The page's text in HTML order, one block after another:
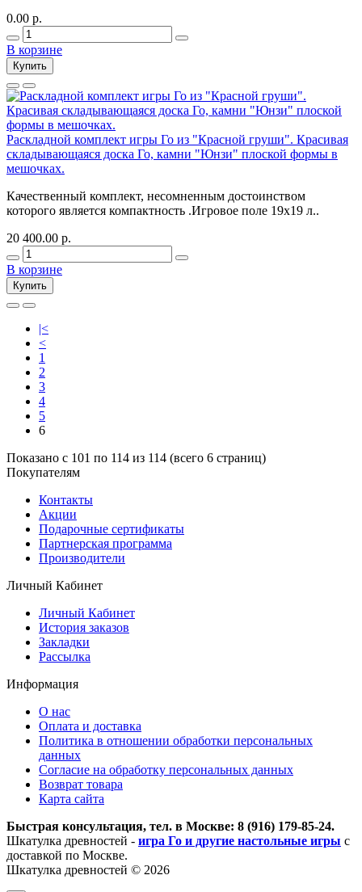
0.00 р.
В корзине
Купить
Раскладной комплект игры Го из "Красной груши". Красивая
складывающаяся доска Го, камни "Юнзи" плоской формы в
мешочках.
Качественный комплект, несомненным достоинством
которого является компактность .Игровое поле 19х19 л..
20 400.00 р.
В корзине
Купить
|<
<
1
2
3
4
5
6
Показано с 101 по 114 из 114 (всего 6 страниц)
Покупателям
Контакты
Акции
Подарочные сертификаты
Партнерская программа
Производители
Личный Кабинет
Личный Кабинет
История заказов
Закладки
Рассылка
Информация
О нас
Оплата и доставка
Политика в отношении обработки персональных
данных
Согласие на обработку персональных данных
Возврат товара
Карта сайта
Быстрая консультация, тел. в Москве: 8 (916) 179-85-24.
Шкатулка древностей - игра Го и другие настольные игры с
доставкой по Москве.
Шкатулка древностей © 2026